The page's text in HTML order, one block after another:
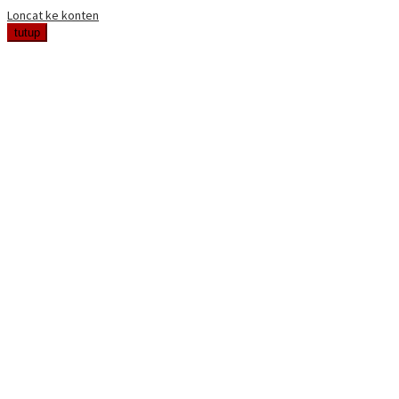
Loncat ke konten
tutup